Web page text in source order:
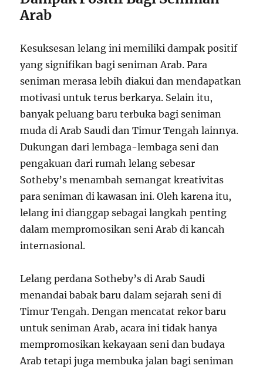
Arab
Kesuksesan lelang ini memiliki dampak positif
yang signifikan bagi seniman Arab. Para
seniman merasa lebih diakui dan mendapatkan
motivasi untuk terus berkarya. Selain itu,
banyak peluang baru terbuka bagi seniman
muda di Arab Saudi dan Timur Tengah lainnya.
Dukungan dari lembaga-lembaga seni dan
pengakuan dari rumah lelang sebesar
Sotheby’s menambah semangat kreativitas
para seniman di kawasan ini. Oleh karena itu,
lelang ini dianggap sebagai langkah penting
dalam mempromosikan seni Arab di kancah
internasional.
Lelang perdana Sotheby’s di Arab Saudi
menandai babak baru dalam sejarah seni di
Timur Tengah. Dengan mencatat rekor baru
untuk seniman Arab, acara ini tidak hanya
mempromosikan kekayaan seni dan budaya
Arab tetapi juga membuka jalan bagi seniman